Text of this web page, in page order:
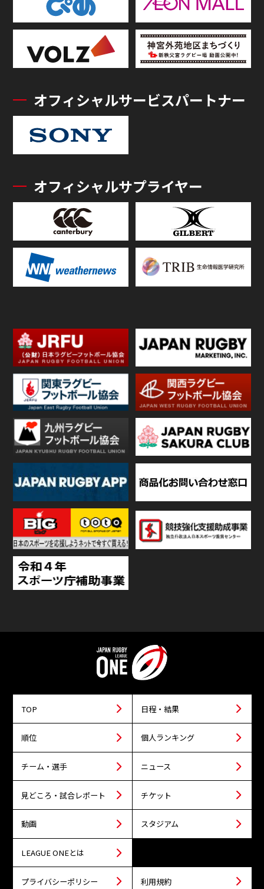
オフィシャルサービスパートナー
オフィシャルサプライヤー
TOP 日程・結果
順位 個人ランキング
チーム・選手 ニュース
見どころ・試合レポート チケット
動画 スタジアム
LEAGUE ONEとは
プライバシーポリシー 利用規約